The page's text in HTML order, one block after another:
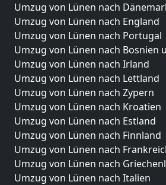
Umzug von Lünen nach
Umzug von Lünen nach England
Umzug von Lünen nach Portugal
Umzug von Lünen nach Bosnien
Umzug von Lünen nach Irland
Umzug von Lünen nach Lettland
Umzug von Lünen nach Zypern
Umzug von Lünen nach Kroatien
Umzug von Lünen nach Estland
Umzug von Lünen nach Finnland
Umzug von Lünen nach
Umzug von Lünen nach
Umzug von Lünen nach Italien